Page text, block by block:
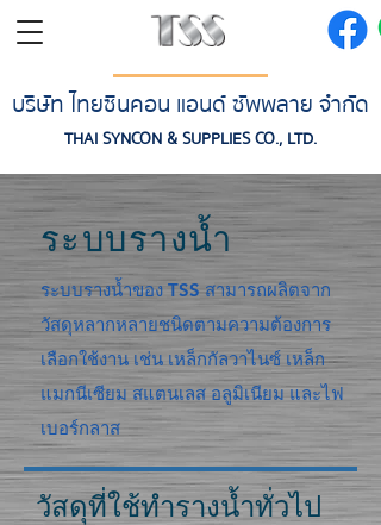
THAI SYNCON & SUPPLIES CO., LTD.
บริษัท ไทยซินคอน แอนด์ ซัพพลาย จำกัด
ระบบรางน้ำ
ระบบรางน้ำของ TSS สามารถผลิตจาก
วัสดุหลากหลายชนิดตามความต้องการ
เลือกใช้งาน เช่น เหล็กกัลวาไนซ์ เหล็ก
แมกนีเซียม สแตนเลส อลูมิเนียม และไฟ
เบอร์กลาส
วัสดุที่ใช้ทำรางน้ำทั่วไป